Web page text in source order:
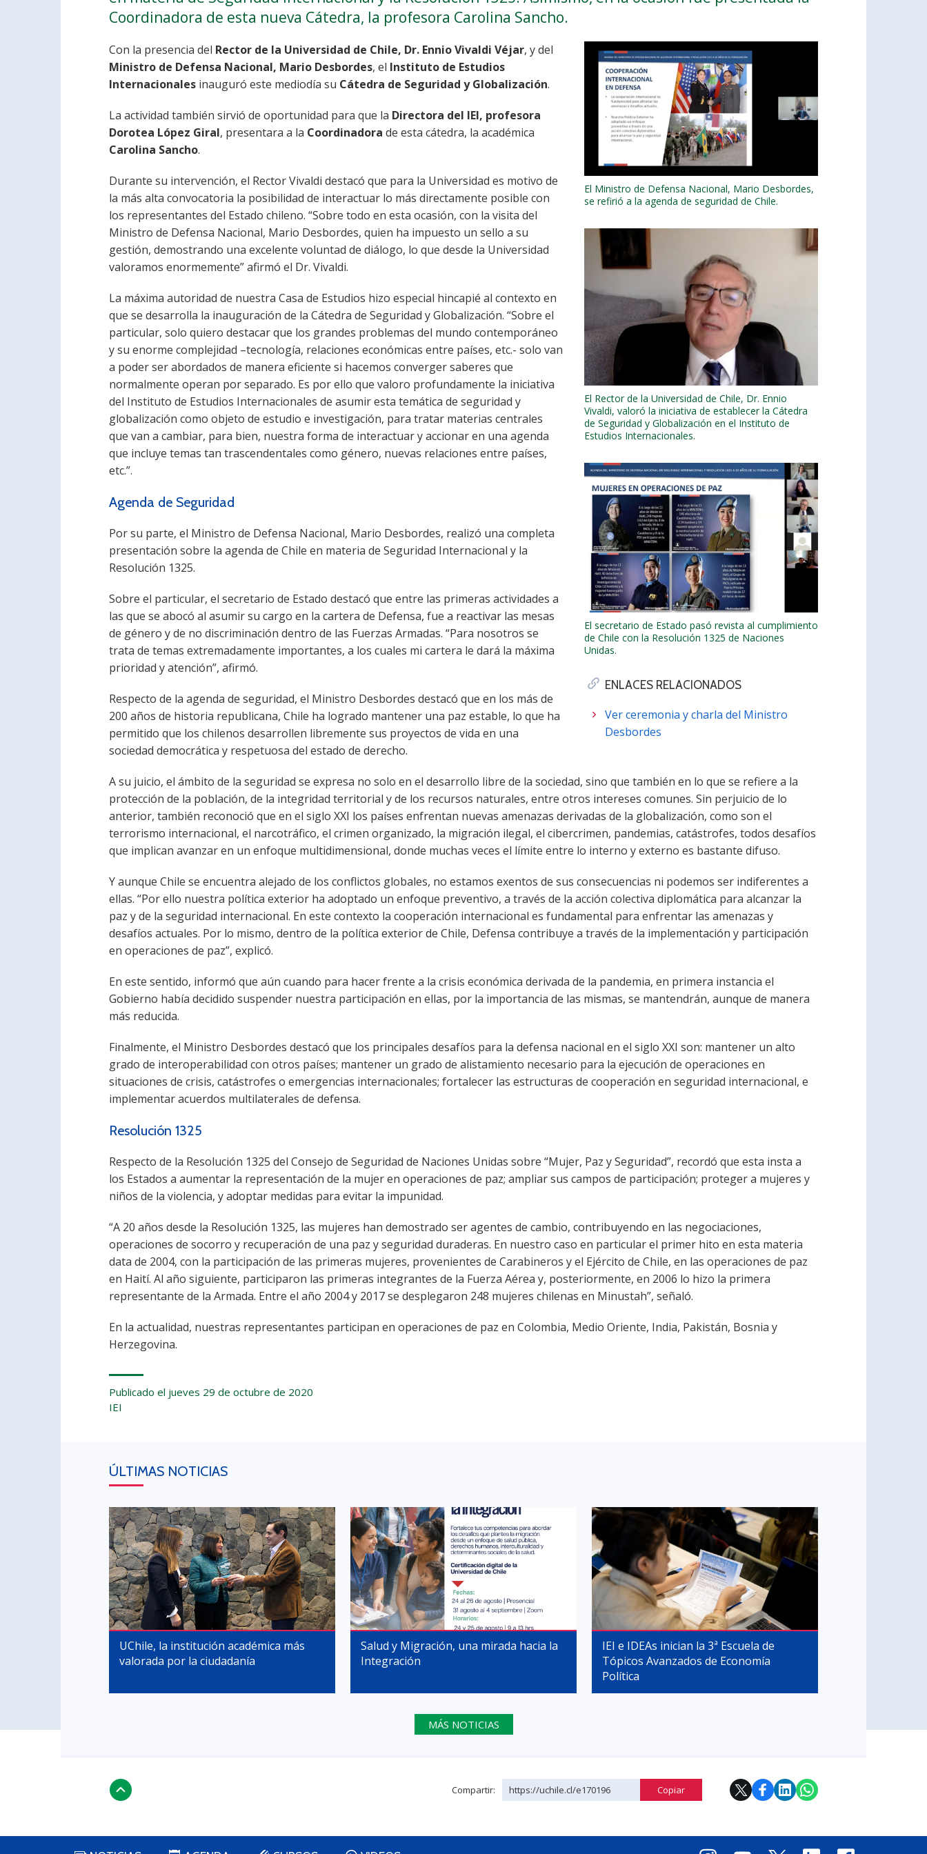
Coordinadora de esta nueva Cátedra, la profesora Carolina Sancho.
El Ministro de Defensa Nacional, Mario Desbordes,
se refirió a la agenda de seguridad de Chile.
El Rector de la Universidad de Chile, Dr. Ennio
Vivaldi, valoró la iniciativa de establecer la Cátedra
de Seguridad y Globalización en el Instituto de
Estudios Internacionales.
El secretario de Estado pasó revista al cumplimiento
de Chile con la Resolución 1325 de Naciones
Unidas.
ENLACES RELACIONADOS
Ver ceremonia y charla del Ministro
Desbordes
Con la presencia del Rector de la Universidad de Chile, Dr. Ennio Vivaldi Véjar, y del
Ministro de Defensa Nacional, Mario Desbordes, el Instituto de Estudios
Internacionales inauguró este mediodía su Cátedra de Seguridad y Globalización.
La actividad también sirvió de oportunidad para que la Directora del IEI, profesora
Dorotea López Giral, presentara a la Coordinadora de esta cátedra, la académica
Carolina Sancho.
Durante su intervención, el Rector Vivaldi destacó que para la Universidad es motivo de
la más alta convocatoria la posibilidad de interactuar lo más directamente posible con
los representantes del Estado chileno. “Sobre todo en esta ocasión, con la visita del
Ministro de Defensa Nacional, Mario Desbordes, quien ha impuesto un sello a su
gestión, demostrando una excelente voluntad de diálogo, lo que desde la Universidad
valoramos enormemente” afirmó el Dr. Vivaldi.
La máxima autoridad de nuestra Casa de Estudios hizo especial hincapié al contexto en
que se desarrolla la inauguración de la Cátedra de Seguridad y Globalización. “Sobre el
particular, solo quiero destacar que los grandes problemas del mundo contemporáneo
y su enorme complejidad –tecnología, relaciones económicas entre países, etc.- solo van
a poder ser abordados de manera eficiente si hacemos converger saberes que
normalmente operan por separado. Es por ello que valoro profundamente la iniciativa
del Instituto de Estudios Internacionales de asumir esta temática de seguridad y
globalización como objeto de estudio e investigación, para tratar materias centrales
que van a cambiar, para bien, nuestra forma de interactuar y accionar en una agenda
que incluye temas tan trascendentales como género, nuevas relaciones entre países,
etc.”.
Agenda de Seguridad
Por su parte, el Ministro de Defensa Nacional, Mario Desbordes, realizó una completa
presentación sobre la agenda de Chile en materia de Seguridad Internacional y la
Resolución 1325.
Sobre el particular, el secretario de Estado destacó que entre las primeras actividades a
las que se abocó al asumir su cargo en la cartera de Defensa, fue a reactivar las mesas
de género y de no discriminación dentro de las Fuerzas Armadas. “Para nosotros se
trata de temas extremadamente importantes, a los cuales mi cartera le dará la máxima
prioridad y atención”, afirmó.
Respecto de la agenda de seguridad, el Ministro Desbordes destacó que en los más de
200 años de historia republicana, Chile ha logrado mantener una paz estable, lo que ha
permitido que los chilenos desarrollen libremente sus proyectos de vida en una
sociedad democrática y respetuosa del estado de derecho.
A su juicio, el ámbito de la seguridad se expresa no solo en el desarrollo libre de la sociedad, sino que también en lo que se refiere a la
protección de la población, de la integridad territorial y de los recursos naturales, entre otros intereses comunes. Sin perjuicio de lo
anterior, también reconoció que en el siglo XXI los países enfrentan nuevas amenazas derivadas de la globalización, como son el
terrorismo internacional, el narcotráfico, el crimen organizado, la migración ilegal, el cibercrimen, pandemias, catástrofes, todos desafíos
que implican avanzar en un enfoque multidimensional, donde muchas veces el límite entre lo interno y externo es bastante difuso.
Y aunque Chile se encuentra alejado de los conflictos globales, no estamos exentos de sus consecuencias ni podemos ser indiferentes a
ellas. “Por ello nuestra política exterior ha adoptado un enfoque preventivo, a través de la acción colectiva diplomática para alcanzar la
paz y de la seguridad internacional. En este contexto la cooperación internacional es fundamental para enfrentar las amenazas y
desafíos actuales. Por lo mismo, dentro de la política exterior de Chile, Defensa contribuye a través de la implementación y participación
en operaciones de paz”, explicó.
En este sentido, informó que aún cuando para hacer frente a la crisis económica derivada de la pandemia, en primera instancia el
Gobierno había decidido suspender nuestra participación en ellas, por la importancia de las mismas, se mantendrán, aunque de manera
más reducida.
Finalmente, el Ministro Desbordes destacó que los principales desafíos para la defensa nacional en el siglo XXI son: mantener un alto
grado de interoperabilidad con otros países; mantener un grado de alistamiento necesario para la ejecución de operaciones en
situaciones de crisis, catástrofes o emergencias internacionales; fortalecer las estructuras de cooperación en seguridad internacional, e
implementar acuerdos multilaterales de defensa.
Resolución 1325
Respecto de la Resolución 1325 del Consejo de Seguridad de Naciones Unidas sobre “Mujer, Paz y Seguridad”, recordó que esta insta a
los Estados a aumentar la representación de la mujer en operaciones de paz; ampliar sus campos de participación; proteger a mujeres y
niños de la violencia, y adoptar medidas para evitar la impunidad.
“A 20 años desde la Resolución 1325, las mujeres han demostrado ser agentes de cambio, contribuyendo en las negociaciones,
operaciones de socorro y recuperación de una paz y seguridad duraderas. En nuestro caso en particular el primer hito en esta materia
data de 2004, con la participación de las primeras mujeres, provenientes de Carabineros y el Ejército de Chile, en las operaciones de paz
en Haití. Al año siguiente, participaron las primeras integrantes de la Fuerza Aérea y, posteriormente, en 2006 lo hizo la primera
representante de la Armada. Entre el año 2004 y 2017 se desplegaron 248 mujeres chilenas en Minustah”, señaló.
En la actualidad, nuestras representantes participan en operaciones de paz en Colombia, Medio Oriente, India, Pakistán, Bosnia y
Herzegovina.
Publicado el jueves 29 de octubre de 2020
IEI
ÚLTIMAS NOTICIAS
UChile, la institución académica más
valorada por la ciudadanía
Salud y Migración, una mirada hacia la
Integración
IEI e IDEAs inician la 3ª Escuela de
Tópicos Avanzados de Economía
Política
MÁS NOTICIAS
Compartir: https://uchile.cl/e170196 Copiar